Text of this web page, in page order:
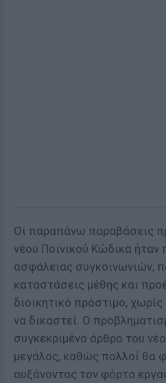
Οι παραπάνω παραβάσεις
νέου Ποινικού Κώδικα ήταν
ασφάλειας συγκοινωνιών,
καταστάσεις μέθης και
διοικητικό πρόστιμο,
να δικαστεί. Ο
συγκεκριμένο άρθρο του
μεγάλος, καθώς πολλοί θα
αυξάνοντας τον φόρτο